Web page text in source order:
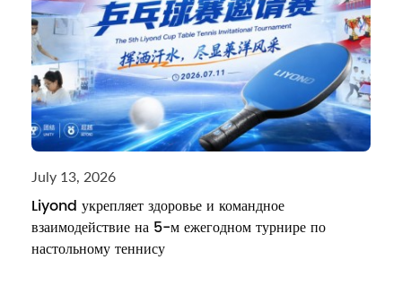
July 13, 2026
Liyond укрепляет здоровье и командное
взаимодействие на 5-м ежегодном турнире по
настольному теннису